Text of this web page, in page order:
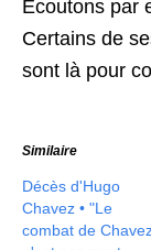
Ecoutons par
Certains de
sont là pour
Similaire
Décès d'Hugo
Chavez • "Le
combat de